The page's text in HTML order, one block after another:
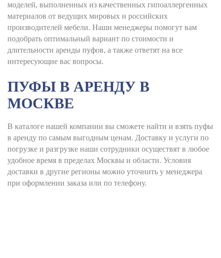
моделей, выполненных из качественных гипоаллергенных
материалов от ведущих мировых и российских
производителей мебели. Наши менеджеры помогут вам
подобрать оптимальный вариант по стоимости и
длительности аренды пуфов, а также ответят на все
интересующие вас вопросы.
ПУФЫ В АРЕНДУ В
МОСКВЕ
В каталоге нашей компании вы сможете найти и взять пуфы
в аренду по самым выгодным ценам. Доставку и услуги по
погрузке и разгрузке наши сотрудники осуществят в любое
удобное время в пределах Москвы и области. Условия
доставки в другие регионы можно уточнить у менеджера
при оформлении заказа или по телефону.